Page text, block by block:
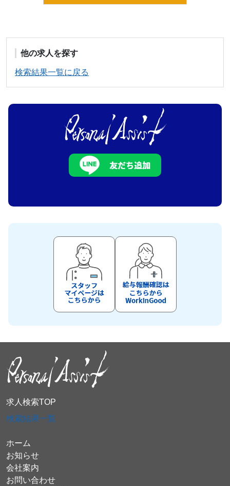
他の求人を探す
検索結果一覧に戻る
求人検索TOP
検索結果一覧
ホーム
お知らせ
会社案内
お問い合わせ